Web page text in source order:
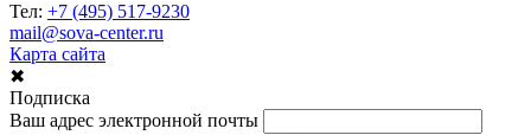
Тел: +7 (495) 517-9230
mail@sova-center.ru
Карта сайта
✖
Подписка
Ваш адрес электронной почты